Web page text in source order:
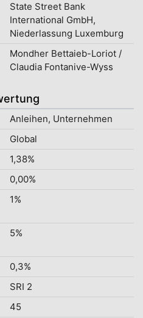
State Street Bank
International GmbH,
Niederlassung Luxemburg
Mondher Bettaieb-Loriot /
Claudia Fontanive-Wyss
Anleihen, Unternehmen
Global
1,38%
0,00%
1%
5%
0,3%
SRI 2
45